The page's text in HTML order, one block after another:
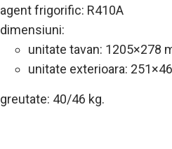
agent frigorific: R410A
dimensiuni:
unitate tavan: 1205×278
unitate exterioara:
greutate: 40/46 kg.